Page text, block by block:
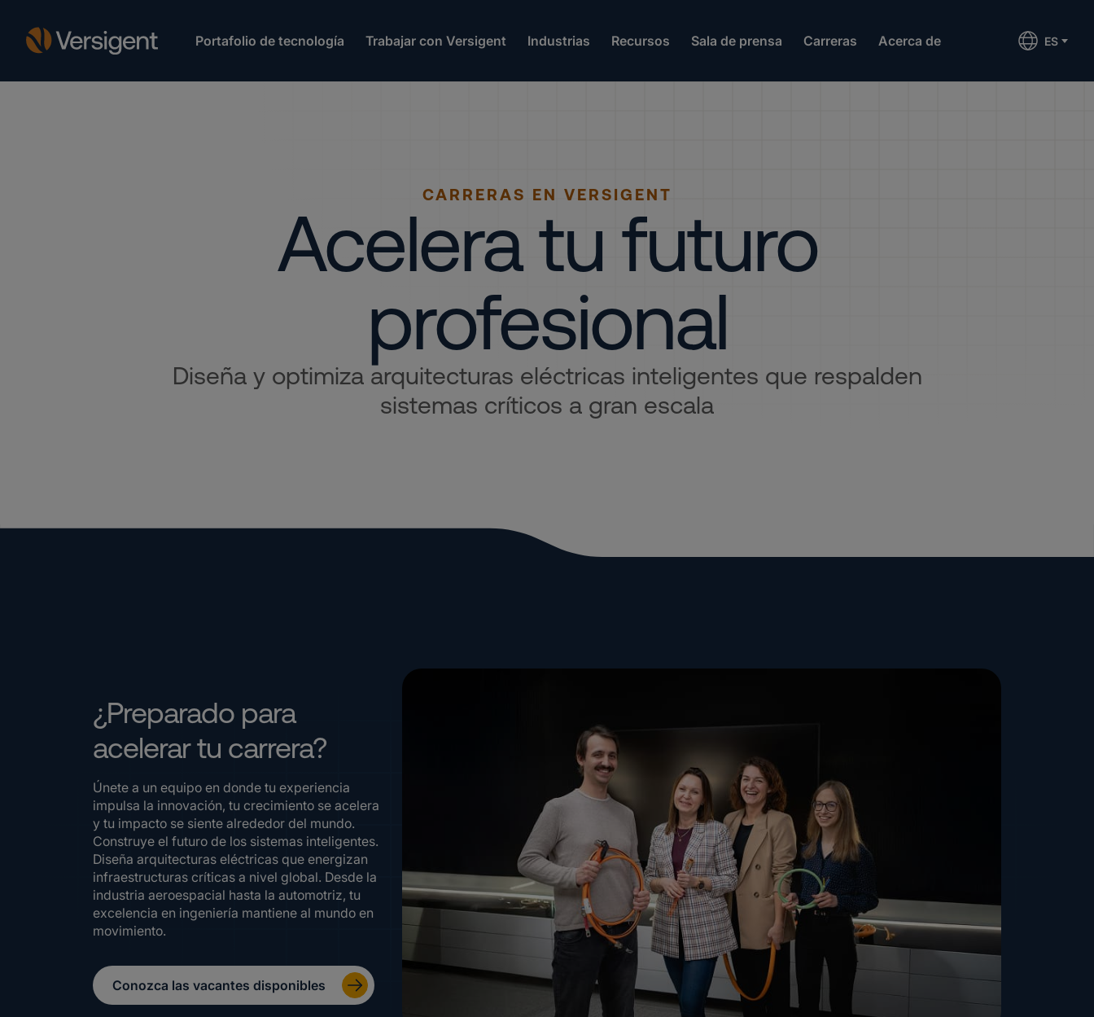
Portafolio de tecnología Trabajar con Versigent Industrias Recursos Sala de prensa Carreras Acerca de ES
CARRERAS EN VERSIGENT
Acelera tu futuro
profesional
Diseña y optimiza arquitecturas eléctricas inteligentes que respalden
sistemas críticos a gran escala
¿Preparado para
acelerar tu carrera?
Únete a un equipo en donde tu experiencia
impulsa la innovación, tu crecimiento se acelera
y tu impacto se siente alrededor del mundo.
Construye el futuro de los sistemas inteligentes.
Diseña arquitecturas eléctricas que energizan
infraestructuras críticas a nivel global. Desde la
industria aeroespacial hasta la automotriz, tu
excelencia en ingeniería mantiene al mundo en
movimiento.
Conozca las vacantes disponibles